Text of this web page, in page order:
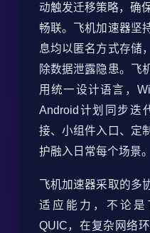
动触发迁移策略，确
畅联。飞机加速器坚
息均以匿名方式存储
除数据泄露隐患。飞
用统一设计语言，
Android计划同步迭
接、小组件入口、定
护融入日常每个场景。
飞机加速器采取的多
适应能力，不论是
QUIC，在复杂网络